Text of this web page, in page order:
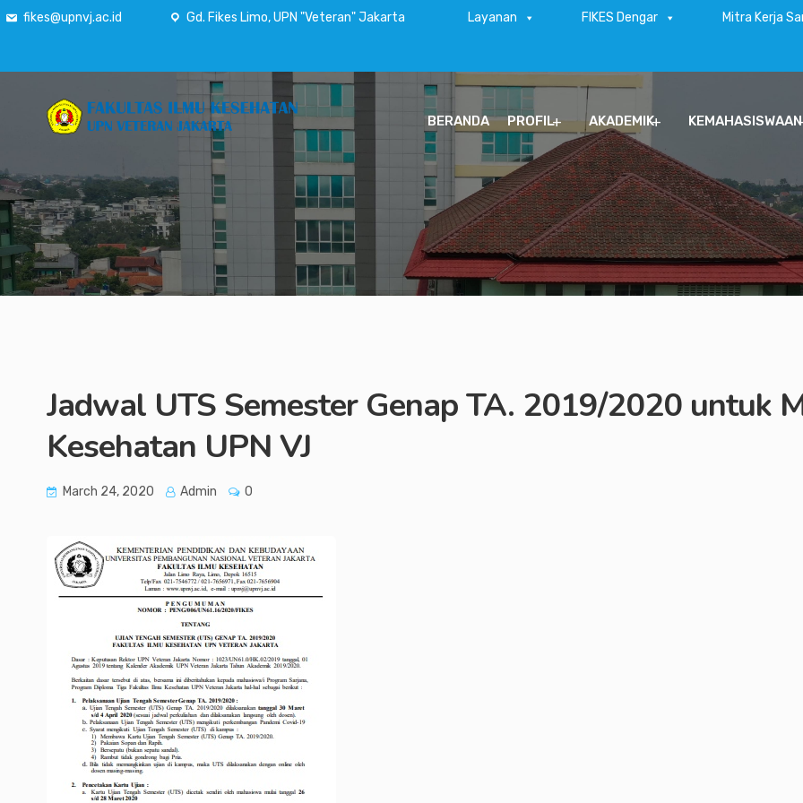
fikes@upnvj.ac.id Gd. Fikes Limo, UPN "Veteran" Jakarta Layanan FIKES Dengar Mitra Kerja
BERANDA PROFIL AKADEMIK KEMAHASISWAAN
Jadwal UTS Semester Genap TA. 2019/2020 untuk
Kesehatan UPN VJ
March 24, 2020 Admin 0